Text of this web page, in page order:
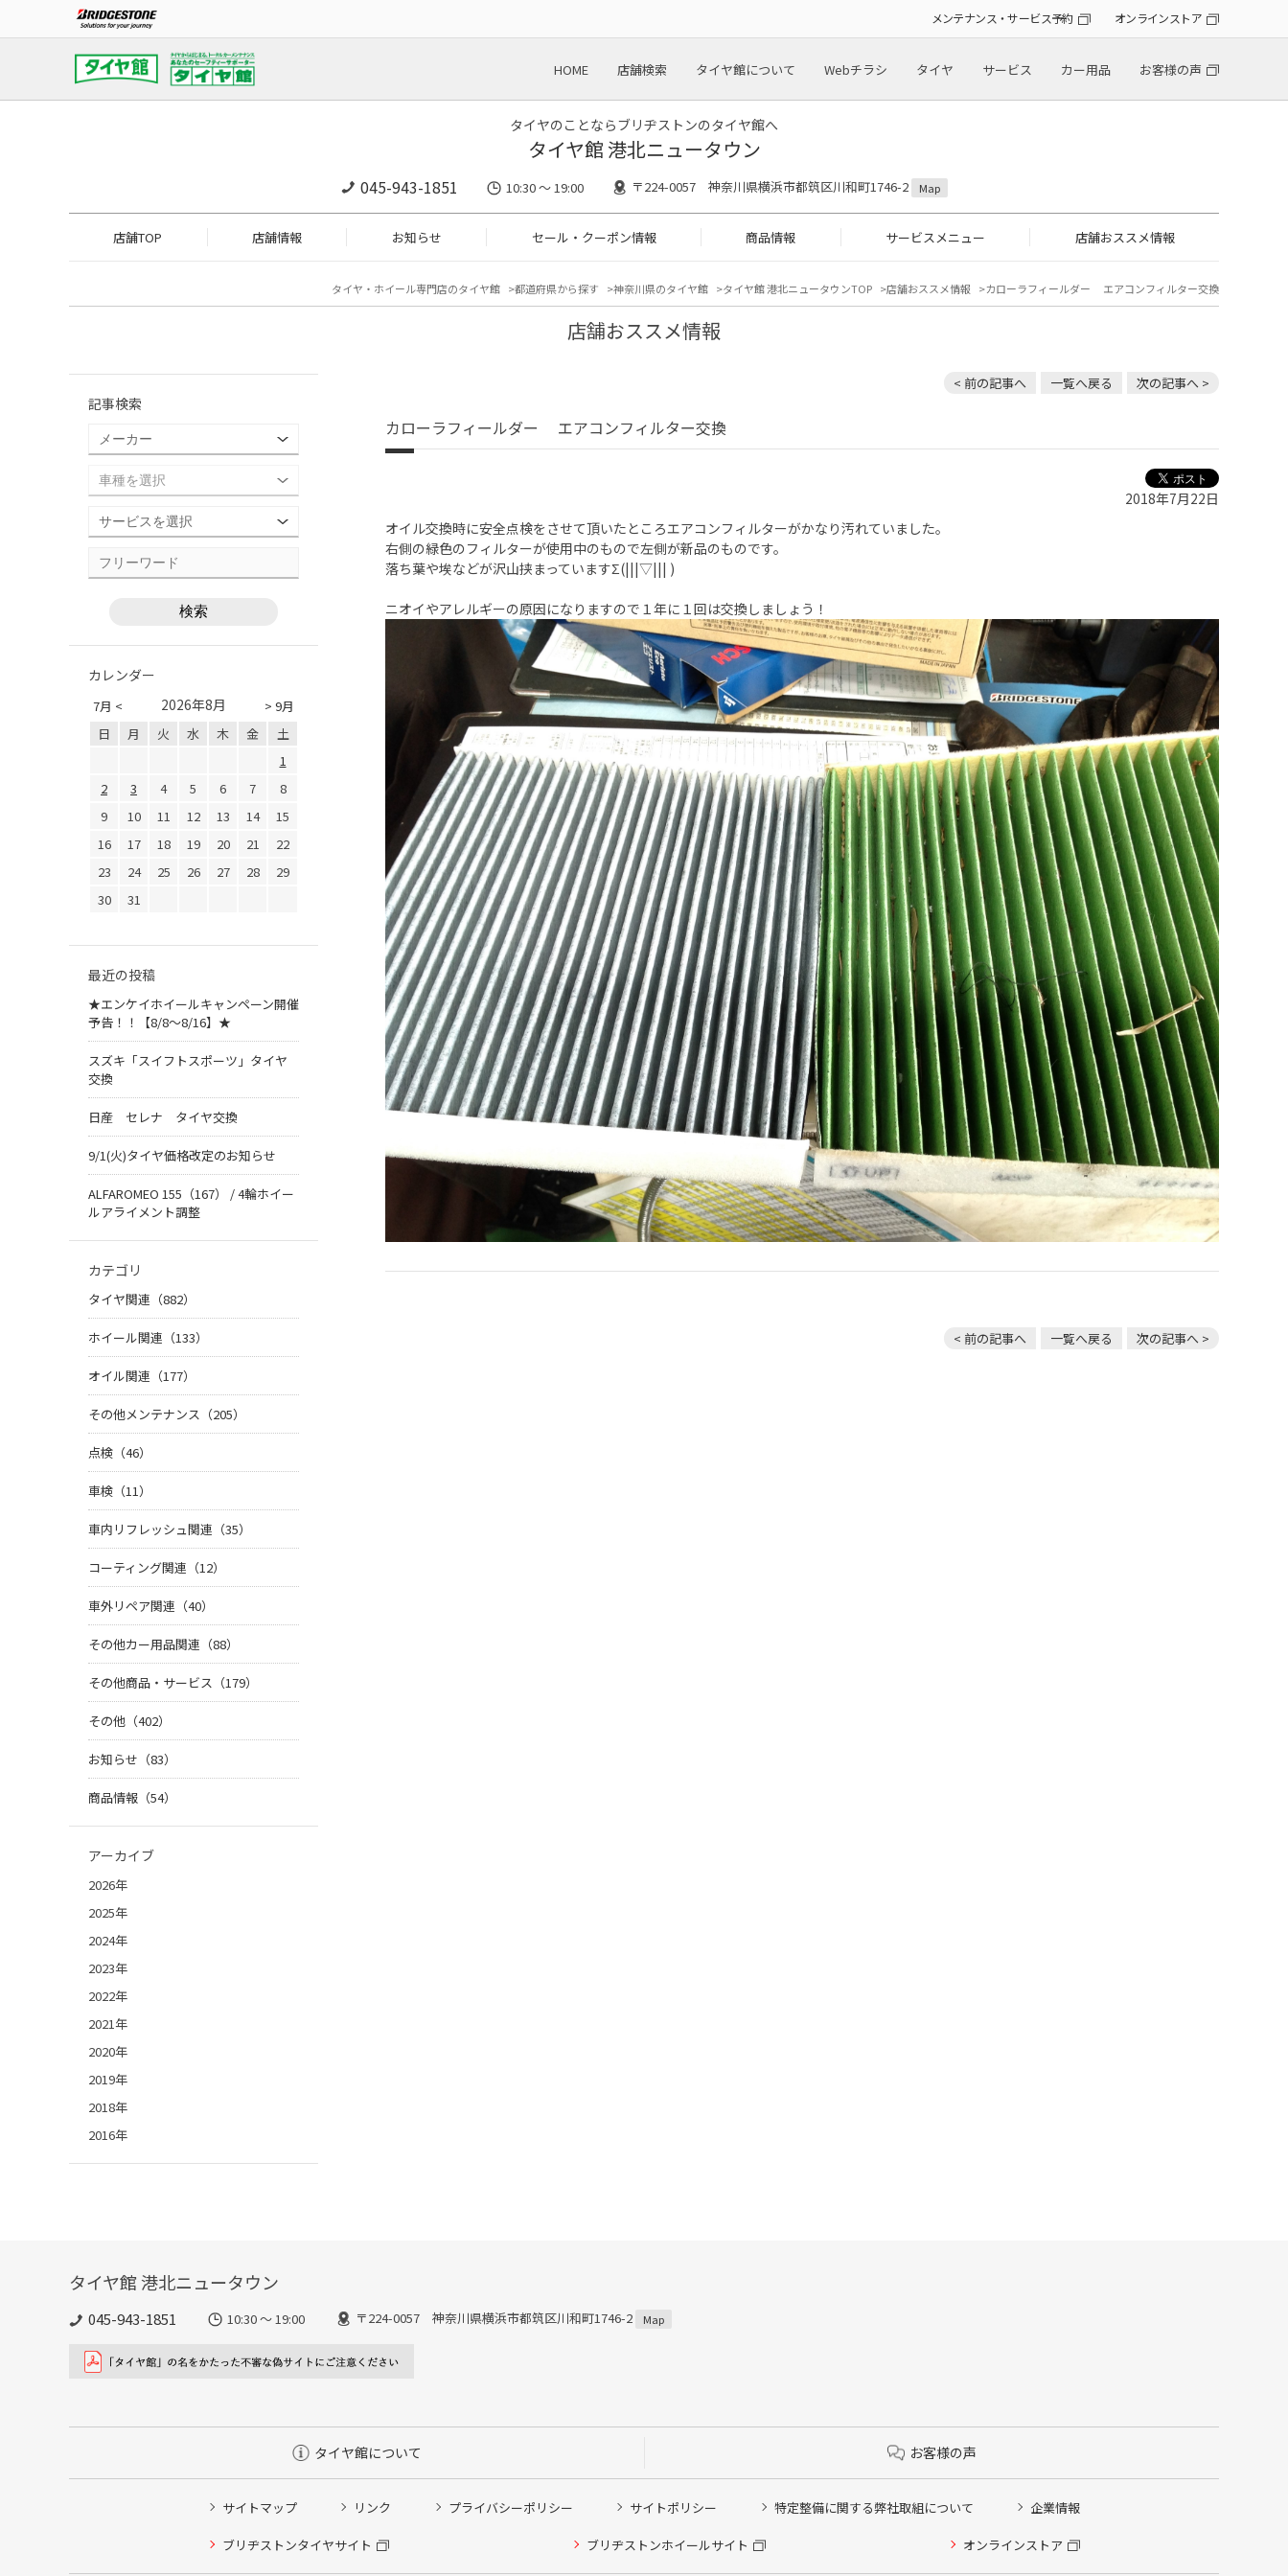
メンテナンス・サービス予約 オンラインストア
HOME 店舗検索 タイヤ館について Webチラシ タイヤ サービス カー用品 お客様の声
タイヤのことならブリヂストンのタイヤ館へ
タイヤ館 港北ニュータウン
045-943-1851 10:30 ～ 19:00 〒224-0057 神奈川県横浜市都筑区川和町1746-2 Map
店舗TOP 店舗情報 お知らせ セール・クーポン情報 商品情報 サービスメニュー 店舗おススメ情報
タイヤ・ホイール専門店のタイヤ館 都道府県から探す 神奈川県のタイヤ館 タイヤ館 港北ニュータウンTOP 店舗おススメ情報 カローラフィールダー エアコンフィルター交換
店舗おススメ情報
< 前の記事へ 一覧へ戻る 次の記事へ >
カローラフィールダー エアコンフィルター交換
2018年7月22日
オイル交換時に安全点検をさせて頂いたところエアコンフィルターがかなり汚れていました。
右側の緑色のフィルターが使用中のもので左側が新品のものです。
落ち葉や埃などが沢山挟まっていますΣ(|||▽||| )
ニオイやアレルギーの原因になりますので１年に１回は交換しましょう！
< 前の記事へ 一覧へ戻る 次の記事へ >
記事検索
カレンダー
7月 < > 9月
2026年8月
日 月 火 水 木 金
土
1
2
3 4 5 6 7
8
9
10 11 12 13 14
15
16
17 18 19 20 21
22
23
24 25 26 27 28
29
30
31
最近の投稿
★エンケイホイールキャンペーン開催
予告！！【8/8～8/16】★
スズキ「スイフトスポーツ」タイヤ
交換
日産 セレナ タイヤ交換
9/1(火)タイヤ価格改定のお知らせ
ALFAROMEO 155（167） / 4輪ホイー
ルアライメント調整
カテゴリ
タイヤ関連（882）
ホイール関連（133）
オイル関連（177）
その他メンテナンス（205）
点検（46）
車検（11）
車内リフレッシュ関連（35）
コーティング関連（12）
車外リペア関連（40）
その他カー用品関連（88）
その他商品・サービス（179）
その他（402）
お知らせ（83）
商品情報（54）
アーカイブ
2026年
2025年
2024年
2023年
2022年
2021年
2020年
2019年
2018年
2016年
タイヤ館 港北ニュータウン
045-943-1851 10:30 ～ 19:00 〒224-0057 神奈川県横浜市都筑区川和町1746-2 Map
タイヤ館について お客様の声
サイトマップ リンク プライバシーポリシー サイトポリシー 特定整備に関する弊社取組について 企業情報
ブリヂストンタイヤサイト ブリヂストンホイールサイト オンラインストア
タイヤ点検・安全点検/タイヤ履き替え/オイル交換/その他ピット作業の予約
クローク契約会員専用タイヤ履き替え※タイヤ履き替えを希望のクローク契約会員の方はこちらを選択ください